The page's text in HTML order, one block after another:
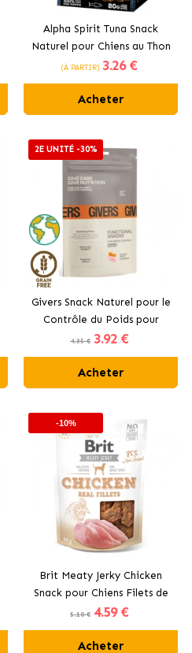
Alpha Spirit Tuna Snack
Naturel pour Chiens au Thon
(À PARTIR) 3.26 €
Acheter
2E UNITÉ -30%
Givers Snack Naturel pour le
Contrôle du Poids pour
Chiens avec Lapin et
4.35 € 3.92 €
Acheter
-10%
Brit Meaty Jerky Chicken
Snack pour Chiens Filets de
Poulet
5.10 € 4.59 €
Acheter